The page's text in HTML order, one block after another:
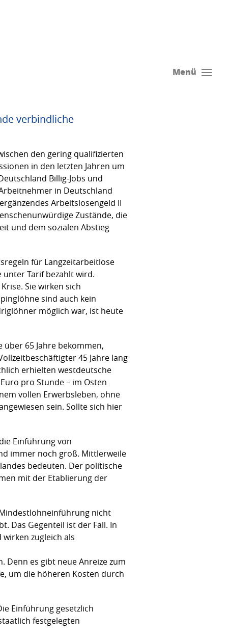
Menü
verbindliche
den gering qualifizierten
in den letzten Jahren um
Billig-Jobs und
in Deutschland
Arbeitslosengeld II
Zustände, die
und dem sozialen Abstieg
für Langzeitarbeitlose
Tarif bezahlt wird.
Sie wirken sich
sind auch kein
möglich war, ist heute
65 Jahre bekommen,
45 Jahre lang
erhielten westdeutsche
pro Stunde – im Osten
vollen Erwerbsleben, ohne
sein. Sollte sich hier
Einführung von
immer noch groß. Mittlerweile
bedeuten. Der politische
mit der Etablierung der
nicht
Das Gegenteil ist der Fall. In
zugleich als
es gibt neue Anreize zum
um die höheren Kosten durch
Einführung gesetzlich
festgelegten